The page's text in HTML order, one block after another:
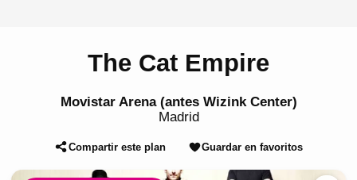
The Cat Empire
Movistar Arena (antes Wizink Center)
Madrid
Compartir este plan Guardar en favoritos